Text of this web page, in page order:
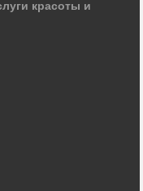
красоты и